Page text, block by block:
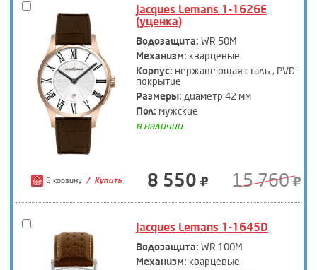
Jacques Lemans 1-1626E
(уценка)
Водозащита: WR 50M
Механизм: кварцевые
Корпус: нержавеющая сталь , PVD-
покрытие
Размеры: диаметр 42 мм
Пол: мужские
в наличии
В корзину Купить 8 550 15 760
Jacques Lemans 1-1645D
Водозащита: WR 100M
Механизм: кварцевые